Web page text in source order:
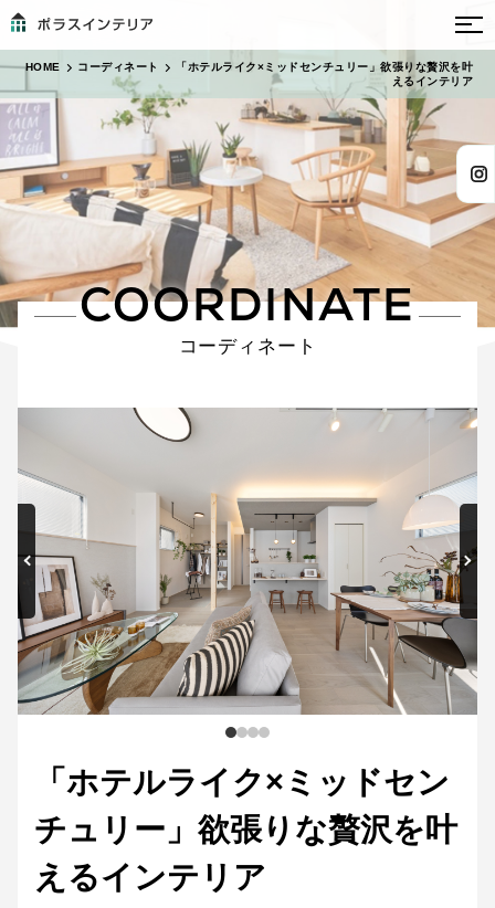
HOME コーディネート
「ホテルライク×ミッドセンチュリー」欲張りな贅沢を叶
えるインテリア
COORDINATE
コーディネート
「ホテルライク×ミッドセン
チュリー」欲張りな贅沢を叶
えるインテリア